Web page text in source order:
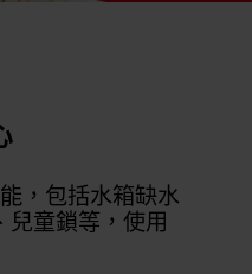
，包括水箱缺水
兒童鎖等，使用